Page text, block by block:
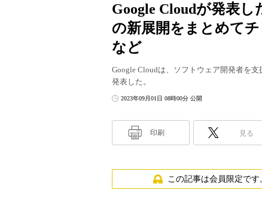
Google Cloudが発表
の新展開をまとめて
など
Google Cloudは、ソフトウェア開発者を
発表した。
2023年09月01日 08時00分 公開
印刷 見る
この記事は会員限定です